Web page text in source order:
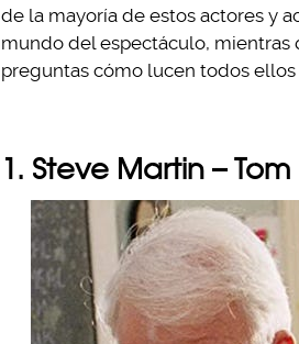
de la mayoría de estos actores y
mundo del espectáculo, mientras
preguntas cómo lucen todos
1. Steve Martin –